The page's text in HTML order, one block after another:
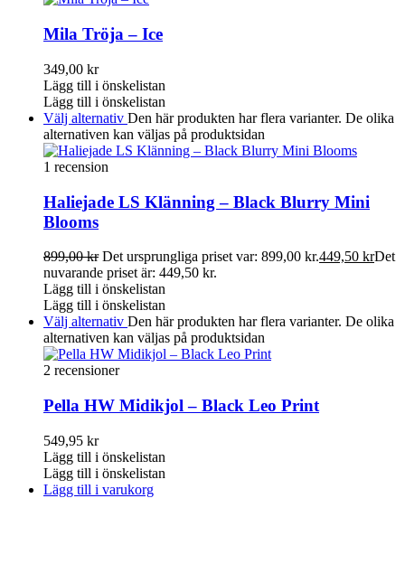
Mila Tröja – Ice
349,00 kr
Lägg till i önskelistan
Lägg till i önskelistan
Välj alternativ Den här produkten har flera varianter. De olika
alternativen kan väljas på produktsidan
1 recension
Haliejade LS Klänning – Black Blurry Mini
Blooms
899,00kr Det ursprungliga priset var: 899,00 kr.449,50 krDet
nuvarande priset är: 449,50 kr.
Lägg till i önskelistan
Lägg till i önskelistan
Välj alternativ Den här produkten har flera varianter. De olika
alternativen kan väljas på produktsidan
2 recensioner
Pella HW Midikjol – Black Leo Print
549,95 kr
Lägg till i önskelistan
Lägg till i önskelistan
Lägg till i varukorg